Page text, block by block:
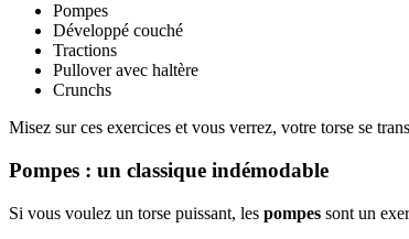
Pompes
Développé couché
Tractions
Pullover avec haltère
Crunchs
Misez sur ces exercices et vous verrez, votre torse se
Pompes : un classique indémodable
Si vous voulez un torse puissant, les pompes sont un